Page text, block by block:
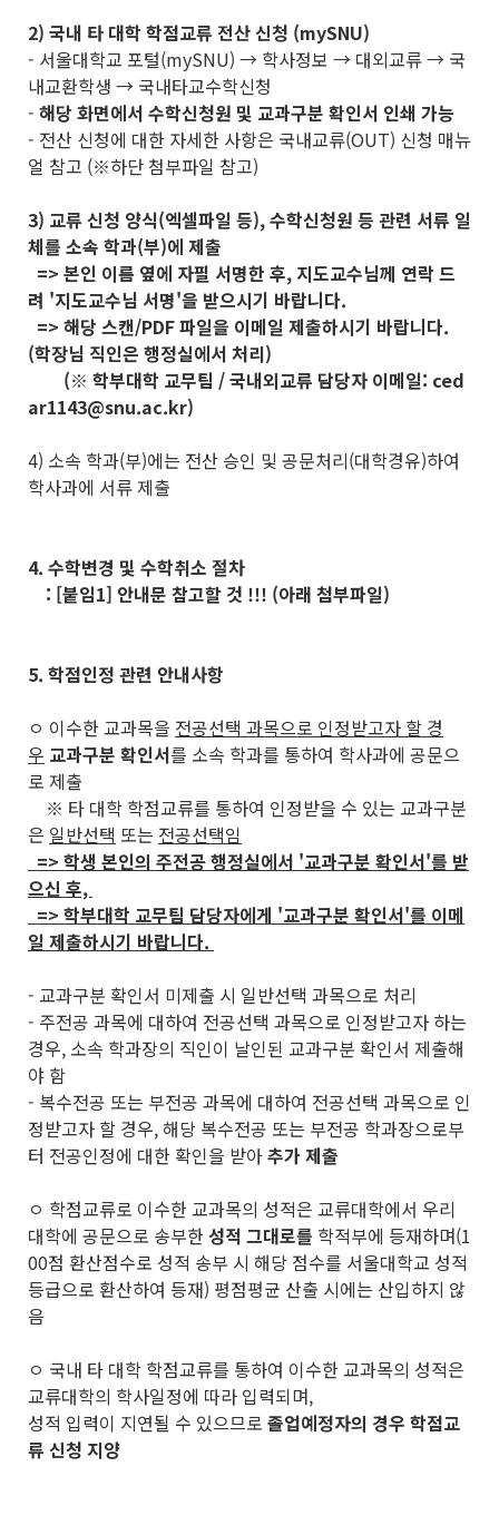
2) 국내 타 대학 학점교류 전산 신청 (mySNU)
- 서울대학교 포털(mySNU) → 학사정보 → 대외교류 → 국
내교환학생 → 국내타교수학신청
- 해당 화면에서 수학신청원 및 교과구분 확인서 인쇄 가능
- 전산 신청에 대한 자세한 사항은 국내교류(OUT) 신청 매뉴
얼 참고 (※하단 첨부파일 참고)
3) 교류 신청 양식(엑셀파일 등), 수학신청원 등 관련 서류 일
체를 소속 학과(부)에 제출
=> 본인 이름 옆에 자필 서명한 후, 지도교수님께 연락 드
려 '지도교수님 서명'을 받으시기 바랍니다.
=> 해당 스캔/PDF 파일을 이메일 제출하시기 바랍니다.
(학장님 직인은 행정실에서 처리)
(※ 학부대학 교무팀 / 국내외교류 담당자 이메일: ced
ar1143@snu.ac.kr)
4) 소속 학과(부)에는 전산 승인 및 공문처리(대학경유)하여
학사과에 서류 제출
4. 수학변경 및 수학취소 절차
: [붙임1] 안내문 참고할 것 !!! (아래 첨부파일)
5. 학점인정 관련 안내사항
ㅇ 이수한 교과목을 전공선택 과목으로 인정받고자 할 경
우 교과구분 확인서를 소속 학과를 통하여 학사과에 공문으
로 제출
※ 타 대학 학점교류를 통하여 인정받을 수 있는 교과구분
은 일반선택 또는 전공선택임
=> 학생 본인의 주전공 행정실에서 '교과구분 확인서'를 받
으신 후,
=> 학부대학 교무팀 담당자에게 '교과구분 확인서'를 이메
일 제출하시기 바랍니다.
- 교과구분 확인서 미제출 시 일반선택 과목으로 처리
- 주전공 과목에 대하여 전공선택 과목으로 인정받고자 하는
경우, 소속 학과장의 직인이 날인된 교과구분 확인서 제출해
야 함
- 복수전공 또는 부전공 과목에 대하여 전공선택 과목으로 인
정받고자 할 경우, 해당 복수전공 또는 부전공 학과장으로부
터 전공인정에 대한 확인을 받아추가 제출
ㅇ 학점교류로 이수한 교과목의 성적은 교류대학에서 우리
대학에 공문으로 송부한성적 그대로를 학적부에 등재하며(1
00점 환산점수로 성적 송부 시 해당 점수를 서울대학교 성적
등급으로 환산하여 등재) 평점평균 산출 시에는 산입하지 않
음
ㅇ 국내 타 대학 학점교류를 통하여 이수한 교과목의 성적은
교류대학의 학사일정에 따라 입력되며,
성적 입력이 지연될 수 있으므로 졸업예정자의 경우 학점교
류 신청 지양